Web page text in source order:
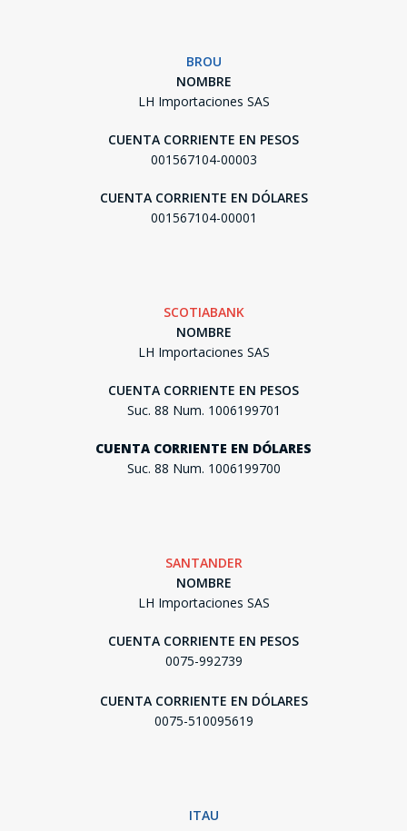
BROU
NOMBRE
LH Importaciones SAS
CUENTA CORRIENTE EN PESOS
001567104-00003
CUENTA CORRIENTE EN DÓLARES
001567104-00001
SCOTIABANK
NOMBRE
LH Importaciones SAS
CUENTA CORRIENTE EN PESOS
Suc. 88 Num. 1006199701
CUENTA CORRIENTE EN DÓLARES
Suc. 88 Num. 1006199700
SANTANDER
NOMBRE
LH Importaciones SAS
CUENTA CORRIENTE EN PESOS
0075-992739
CUENTA CORRIENTE EN DÓLARES
0075-510095619
ITAU